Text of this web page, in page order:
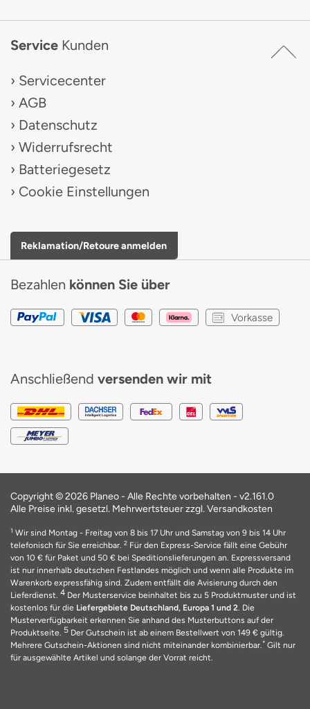
Service Kunden
Servicecenter
AGB
Datenschutz
Widerrufsrecht
Batteriegesetz
Cookie Einstellungen
Reklamation/Retoure anmelden
Bezahlen können Sie über
Vorkasse
Anschließend versenden wir mit
Copyright © 2026 Planeo - Alle Rechte vorbehalten - v2.161.0
Alle Preise inkl. gesetzl. Mehrwertsteuer zzgl. Versandkosten
1 Wir sind Montag - Freitag von 8 bis 17 Uhr und Samstag von 9 bis 14 Uhr
telefonisch für Sie erreichbar. 2 Für den Express-Service fällt eine Gebühr
von 10 € für Paket und 50 € bei Speditionslieferungen an. Expressversand
ist nur innerhalb deutschen Festlandes möglich und wenn alle Produkte im
Warenkorb expressfähig sind. Zudem entfällt die Avisierung durch den
Lieferdienst. 4 Der Musterservice beinhaltet bis zu 5 Produktmuster und ist
kostenlos für die Liefergebiete Deutschland, Europa 1 und 2. Die
Musterverfügbarkeit erkennen Sie anhand des Musterbuttons auf der
Produktseite. 5 Der Gutschein ist ab einem Bestellwert von 149 € gültig.
Mehrere Gutschein-Aktionen sind nicht miteinander kombinierbar.* Gilt nur
für ausgewählte Artikel und solange der Vorrat reicht.